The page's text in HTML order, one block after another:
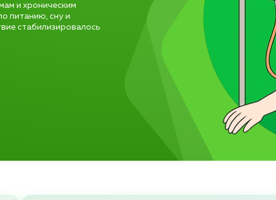
и хроническим
питанию, сну и
стабилизировалось